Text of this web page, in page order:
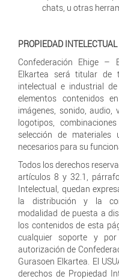
chats, u otras
PROPIEDAD
Confederación Ehige –
Elkartea será titular de
intelectual e industrial
elementos contenidos
imágenes, sonido,
logotipos,
selección de materiales
necesarios para su
Todos los derechos
artículos 8 y 32.1,
Intelectual, quedan
la distribución y la
modalidad de puesta a
los contenidos de esta
cualquier soporte y
autorización de
Gurasoen Elkartea. El
derechos de Propiedad